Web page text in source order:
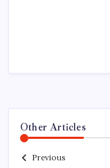
Other Articles
Previous